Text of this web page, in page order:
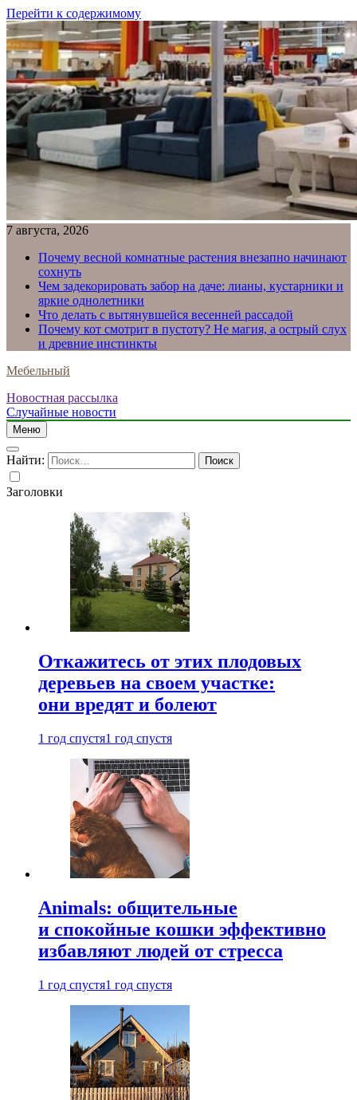
Перейти к содержимому
7 августа, 2026
Почему весной комнатные растения внезапно начинают
сохнуть
Чем задекорировать забор на даче: лианы, кустарники и
яркие однолетники
Что делать с вытянувшейся весенней рассадой
Почему кот смотрит в пустоту? Не магия, а острый слух
и древние инстинкты
Мебельный
Новостная рассылка
Случайные новости
Меню
Найти:
Заголовки
Откажитесь от этих плодовых
деревьев на своем участке:
они вредят и болеют
1 год спустя1 год спустя
Animals: общительные
и спокойные кошки эффективно
избавляют людей от стресса
1 год спустя1 год спустя